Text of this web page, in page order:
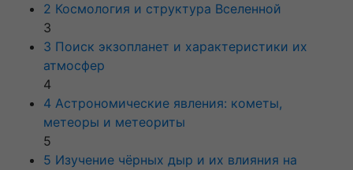
2 Космология и структура Вселенной
3
3 Поиск экзопланет и характеристики их
атмосфер
4
4 Астрономические явления: кометы,
метеоры и метеориты
5
5 Изучение чёрных дыр и их влияния на